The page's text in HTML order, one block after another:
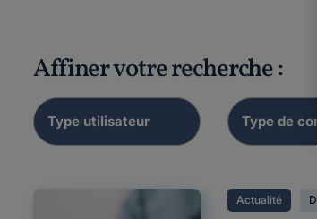
Affiner votre recherche :
Actualité